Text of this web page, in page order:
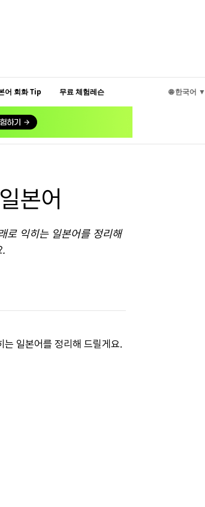
어 회화 Tip 무료 체험레슨 🌐 한국어 ▼
본어
로 익히는 일본어를 정리해
.
는 일본어를 정리해 드릴게요.